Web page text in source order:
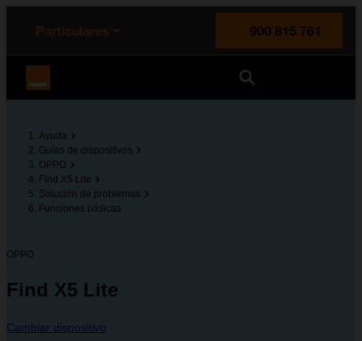
principal
la página
Particulares
900 815 761
Ayuda
Guías de dispositivos
OPPO
Find X5 Lite
Solución de problemas
Funciones básicas
OPPO
Find X5 Lite
Cambiar dispositivo